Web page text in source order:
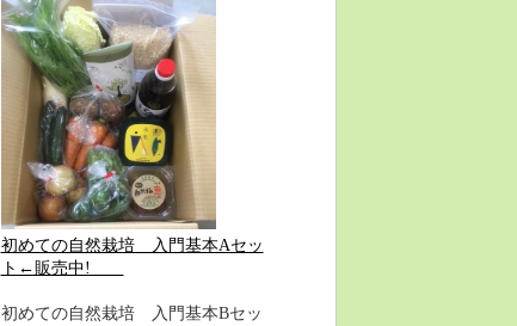
初めての自然栽培 入門基本Aセッ
ト←販売中!
初めての自然栽培 入門基本Bセッ